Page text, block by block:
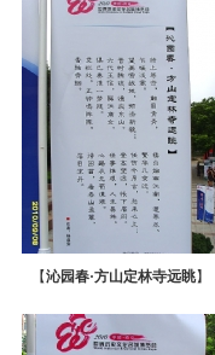
【沁园春·方山定林寺远眺】